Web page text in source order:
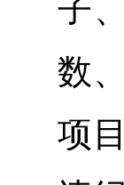
子
数
项